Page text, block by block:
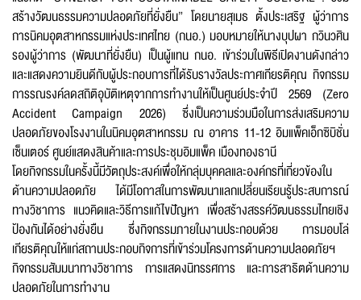
สร้างวัฒนธรรมความปลอดภัยที่ยั่งยืน” โดยนายสุเมธ ตั้งประเสริฐ ผู้ว่าการ
การนิคมอุตสาหกรรมแห่งประเทศไทย (กนอ.) มอบหมายให้นางบุปผา กวินวศิน
รองผู้ว่าการ (พัฒนาที่ยั่งยืน) เป็นผู้แทน กนอ. เข้าร่วมในพิธีเปิดงานดังกล่าว
และแสดงความยินดีกับผู้ประกอบการที่ได้รับรางวัลประกาศเกียรติคุณ กิจกรรม
การรณรงค์ลดสถิติอุบัติเหตุจากการทำงานให้เป็นศูนย์ประจำปี 2569 (Zero
Accident Campaign 2026) ซึ่งเป็นความร่วมมือในการส่งเสริมความ
ปลอดภัยของโรงงานในนิคมอุตสาหกรรม ณ อาคาร 11-12 อิมแพ็คเอ็กซิบิชั่น
เซ็นเตอร์ ศูนย์แสดงสินค้าและการประชุมอิมแพ็ค เมืองทองธานี
โดยกิจกรรมในครั้งนี้มีวัตถุประสงค์เพื่อให้กลุ่มบุคคลและองค์กรที่เกี่ยวข้องใน
ด้านความปลอดภัย ได้มีโอกาสในการพัฒนาแลกเปลี่ยนเรียนรู้ประสบการณ์
ทางวิชาการ แนวคิดและวิธีการแก้ไขปัญหา เพื่อสร้างสรรค์วัฒนธรรมไทยเชิง
ป้องกันได้อย่างยั่งยืน ซึ่งกิจกรรมภายในงานประกอบด้วย การมอบโล่
เกียรติคุณให้แก่สถานประกอบกิจการที่เข้าร่วมโครงการด้านความปลอดภัยฯ
กิจกรรมสัมมนาทางวิชาการ การแสดงนิทรรศการ และการสาธิตด้านความ
ปลอดภัยในการทำงาน
นามสกุล*
เบอร์โทรศัพท์*
อีเมล*
ข้อความ*